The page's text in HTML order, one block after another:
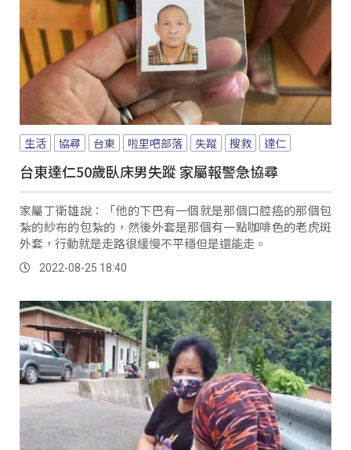
生活 協尋 台東 啦里吧部落 失蹤 搜救 達仁
台東達仁50歲臥床男失蹤 家屬報警急協尋
家屬丁衛雄說：「他的下巴有一個就是那個口腔癌的那個包
紮的紗布的包紮的，然後外套是那個有一點咖啡色的老虎斑
外套，行動就是走路很緩慢不平穩但是還能走。
2022-08-25 18:40